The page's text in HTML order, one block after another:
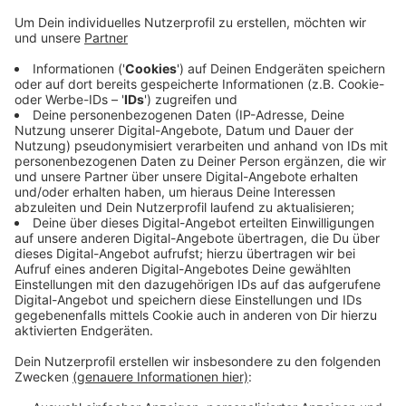
Anzeige
Wie die Polizei jetzt bekannt gab, resultieren die
Maßnahmen aus diversen Strafanzeigen von
Geldinstituten sowie der Bezirksregierung Düsseldorf.
Der Vorwurf lautet "Subventionsbetrugs". Die
Beschuldigten sollen mit unwahren Angaben Corona-
Soforthilfen beantragt und entsprechende Zahlungen
erschlichen haben. Weitere Informationen sollen im
Laufe des Tages Folgen.
Anzeige